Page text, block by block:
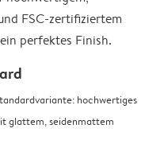
FSC-zertifiziertem
perfektes Finish.
hochwertiges
glattem, seidenmattem